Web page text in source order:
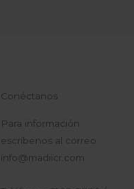
Conéctanos
Para información
escríbenos al correo:
info@madiicr.com